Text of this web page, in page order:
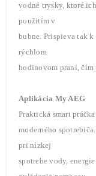
vodné trysky, ktoré
použitím v
bubne. Prispieva tak
rýchlom
hodinovom praní, čím
Aplikácia My AEG
Praktická smart
moderného
pri nízkej
spotrebe vody,